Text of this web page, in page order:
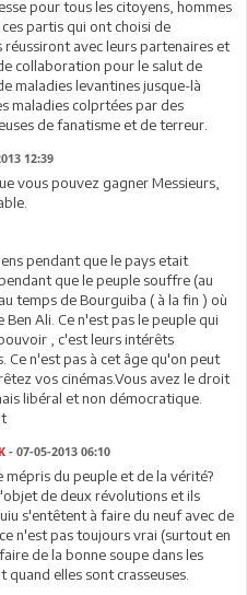
pour tous les citoyens, hommes
partis qui ont choisi de
réussiront avec leurs partenaires et
collaboration pour le salut de
maladies levantines jusque-là
maladies colprtées par des
de fanatisme et de terreur.
12:39
vous pouvez gagner Messieurs,
pendant que le pays etait
que le peuple souffre (au
temps de Bourguiba ( à la fin ) où
Ali. Ce n'est pas le peuple qui
, c'est leurs intérêts
Ce n'est pas à cet âge qu'on peut
vos cinémas.Vous avez le droit
libéral et non démocratique.
- 07-05-2013 06:10
mépris du peuple et de la vérité?
de deux révolutions et ils
s'entêtent à faire du neuf avec de
n'est pas toujours vrai (surtout en
de la bonne soupe dans les
elles sont crasseuses.